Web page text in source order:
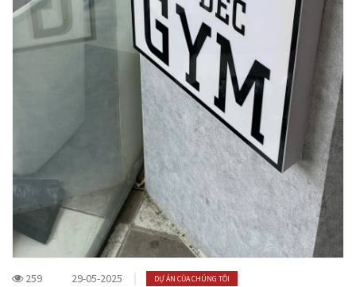
259 29-05-2025 DỰ ÁN CỦA CHÚNG TÔI